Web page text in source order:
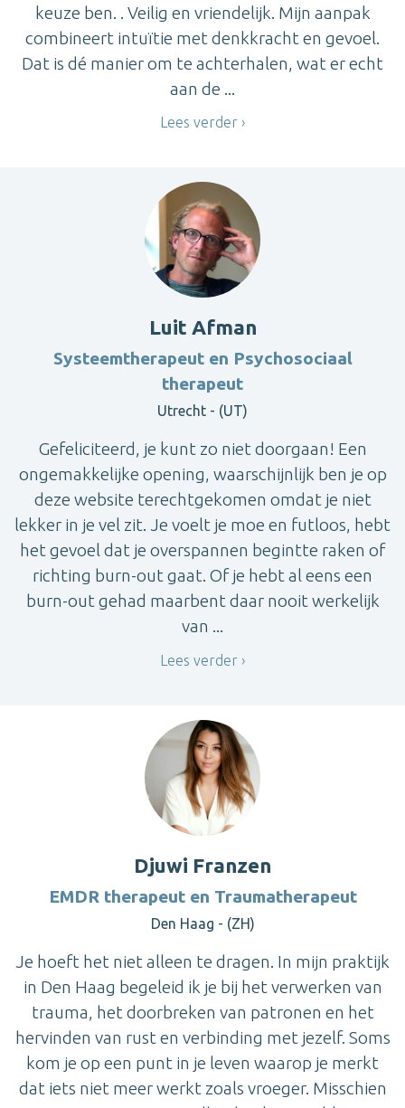
keuze ben. . Veilig en vriendelijk. Mijn aanpak
combineert intuïtie met denkkracht en gevoel.
Dat is dé manier om te achterhalen, wat er echt
aan de ...
Lees verder
Luit Afman
Systeemtherapeut en Psychosociaal
therapeut
Utrecht - (UT)
Gefeliciteerd, je kunt zo niet doorgaan! Een
ongemakkelijke opening, waarschijnlijk ben je op
deze website terechtgekomen omdat je niet
lekker in je vel zit. Je voelt je moe en futloos, hebt
het gevoel dat je overspannen begintte raken of
richting burn-out gaat. Of je hebt al eens een
burn-out gehad maarbent daar nooit werkelijk
van ...
Lees verder
Djuwi Franzen
EMDR therapeut en Traumatherapeut
Den Haag - (ZH)
Je hoeft het niet alleen te dragen. In mijn praktijk
in Den Haag begeleid ik je bij het verwerken van
trauma, het doorbreken van patronen en het
hervinden van rust en verbinding met jezelf. Soms
kom je op een punt in je leven waarop je merkt
dat iets niet meer werkt zoals vroeger. Misschien